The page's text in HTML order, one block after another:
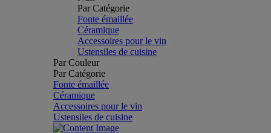
Par Catégorie
Fonte émaillée
Céramique
Accessoires pour le vin
Ustensiles de cuisine
Par Couleur
Par Catégorie
Fonte émaillée
Céramique
Accessoires pour le vin
Ustensiles de cuisine